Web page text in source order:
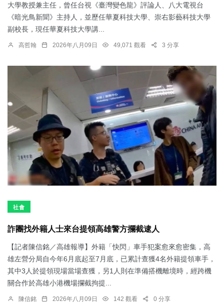
大學教授兼主任，曾任台視《臺灣變色龍》評論人、八大電視台
《暗光鳥新聞》主持人，並歷任華夏科技大學、崇右影藝科技大學
副校長，現任華夏科技大學講...
高哲翰 2026年八月09日 49,071 觀看 3 分享
社會
詐團找外籍人士來台提領高雄警方攔截逮人
【記者陳信銘／高雄報導】外籍「快閃」車手犯案愈來愈密集，高
雄左營分局自今年6月底起至7月底，已累計查獲4名外籍提領車手，
其中3人於提領現場當場查獲，另1人則在準備搭機離境時，經跨機
關合作於高雄小港機場攔截拘提...
陳信銘 2026年八月09日 142 觀看 0 分享